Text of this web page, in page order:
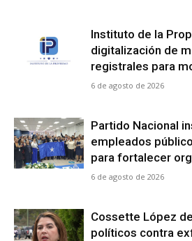
Instituto de la
digitalización de
registrales para
6 de agosto de 2026
Partido Nacional
empleados
para fortalecer
6 de agosto de 2026
Cossette López
políticos contra